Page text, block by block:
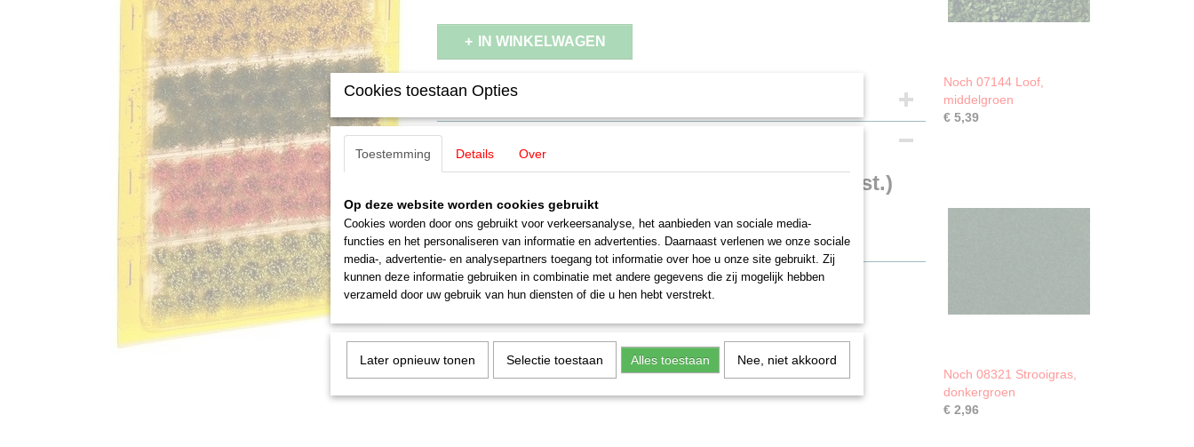
IN WINKELWAGEN
Specificaties
Productcode leverancier
Omschrijving
Noch 07011 Graspollen XL, bloeiend (104 st.)
Vegetatie rood, geel, licht & donker groen G,0,H0,TT,N,Z
9 mm
Noch 07144 Loof,
middelgroen
€ 5,39
Noch 08321 Strooigras,
donkergroen
€ 2,96
Cookies toestaan Opties
Toestemming Details Over
Op deze website worden cookies gebruikt
Cookies worden door ons gebruikt voor verkeersanalyse, het aanbieden van sociale media-
functies en het personaliseren van informatie en advertenties. Daarnaast verlenen we onze sociale
media-, advertentie- en analysepartners toegang tot informatie over hoe u onze site gebruikt. Zij
kunnen deze informatie gebruiken in combinatie met andere gegevens die zij mogelijk hebben
verzameld door uw gebruik van hun diensten of die u hen hebt verstrekt.
Later opnieuw tonen Selectie toestaan Alles toestaan Nee, niet akkoord